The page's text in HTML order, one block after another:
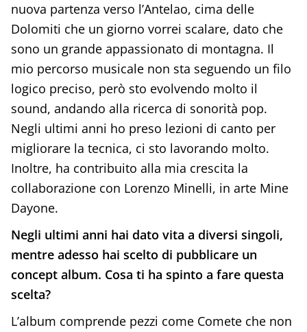
nuova partenza verso l’Antelao, cima delle
Dolomiti che un giorno vorrei scalare, dato che
sono un grande appassionato di montagna. Il
mio percorso musicale non sta seguendo un filo
logico preciso, però sto evolvendo molto il
sound, andando alla ricerca di sonorità pop.
Negli ultimi anni ho preso lezioni di canto per
migliorare la tecnica, ci sto lavorando molto.
Inoltre, ha contribuito alla mia crescita la
collaborazione con Lorenzo Minelli, in arte Mine
Dayone.
Negli ultimi anni hai dato vita a diversi singoli,
mentre adesso hai scelto di pubblicare un
concept album. Cosa ti ha spinto a fare questa
scelta?
L’album comprende pezzi come Comete che non